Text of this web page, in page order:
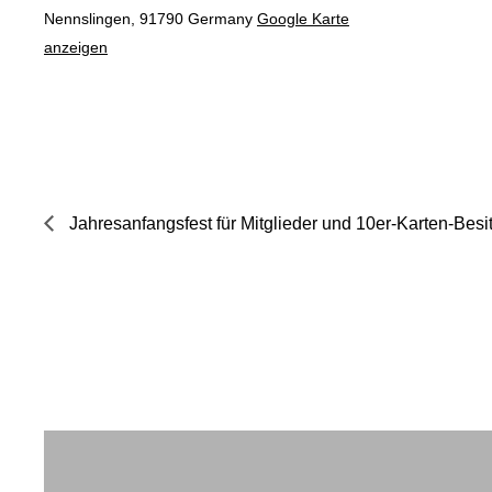
Nennslingen 91790 Germany Google Karte
anzeigen
Jahresanfangsfest für Mitglieder und 10er-Karten-